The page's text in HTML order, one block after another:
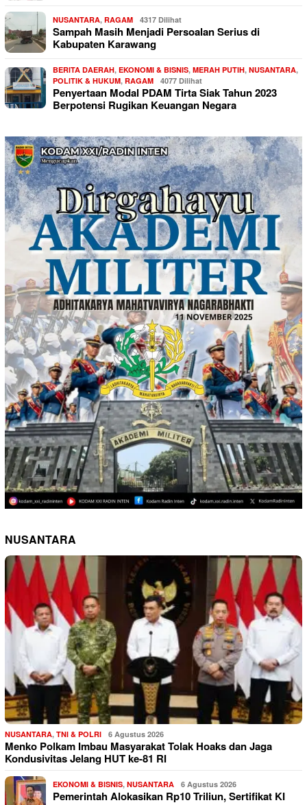
NUSANTARA, RAGAM 4317 Dilihat
Sampah Masih Menjadi Persoalan Serius di
Kabupaten Karawang
BERITA DAERAH, EKONOMI & BISNIS, MERAH PUTIH, NUSANTARA,
POLITIK & HUKUM, RAGAM 4077 Dilihat
Penyertaan Modal PDAM Tirta Siak Tahun 2023
Berpotensi Rugikan Keuangan Negara
NUSANTARA
NUSANTARA, TNI & POLRI 6 Agustus 2026
Menko Polkam Imbau Masyarakat Tolak Hoaks dan Jaga
Kondusivitas Jelang HUT ke-81 RI
EKONOMI & BISNIS, NUSANTARA 6 Agustus 2026
Pemerintah Alokasikan Rp10 Triliun, Sertifikat KI